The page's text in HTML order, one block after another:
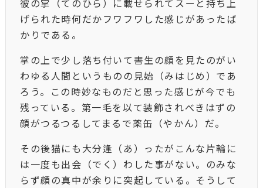
彼の掌（てのひら）に載せられてスーと持ち上
げられた時何だかフワフワした感じがあったば
かりである。
掌の上で少し落ち付いて書生の顔を見たのがい
わゆる人間というものの見始（みはじめ）であ
ろう。この時妙なものだと思った感じが今でも
残っている。第一毛を以て装飾されべきはずの
顔がつるつるしてまるで薬缶（やかん）だ。
その後猫にも大分逢（あ）ったがこんな片輪に
は一度も出会（でく）わした事がない。のみな
らず顔の真中が余りに突起している。そうして